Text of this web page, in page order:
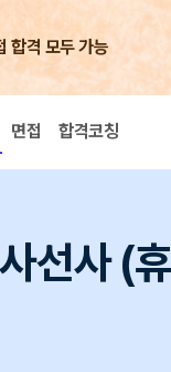
합격 모두 가능
면접 합격코칭
선사